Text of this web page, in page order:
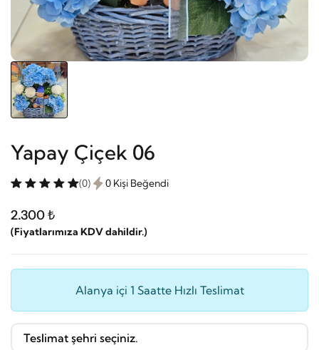
Yapay Çiçek 06
(0) 0 Kişi Beğendi
2.300 ₺
(Fiyatlarımıza KDV dahildir.)
Alanya içi 1 Saatte Hızlı Teslimat